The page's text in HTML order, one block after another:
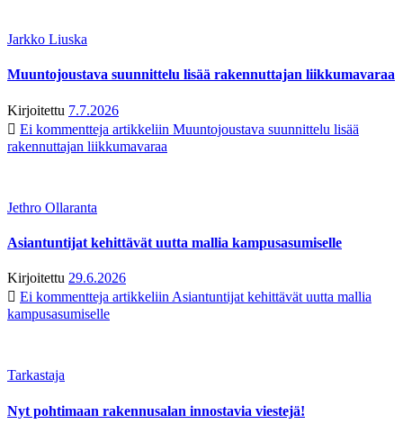
Jarkko Liuska
Muuntojoustava suunnittelu lisää rakennuttajan liikkumavaraa
Kirjoitettu 7.7.2026
Ei kommentteja artikkeliin Muuntojoustava suunnittelu lisää
rakennuttajan liikkumavaraa
Jethro Ollaranta
Asiantuntijat kehittävät uutta mallia kampusasumiselle
Kirjoitettu 29.6.2026
Ei kommentteja artikkeliin Asiantuntijat kehittävät uutta mallia
kampusasumiselle
Tarkastaja
Nyt pohtimaan rakennusalan innostavia viestejä!